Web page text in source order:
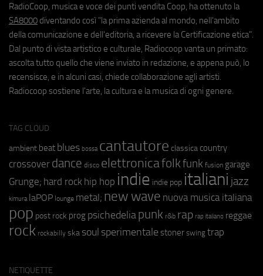
RadioCoop, musica e voce dei punti vendita Coop, ha ottenuto la
SA8000 diventando così "la prima azienda al mondo, nell'ambito
della comunicazione e dell'editoria, a ricevere la Certificazione etica".
Dal punto di vista artistico e culturale, Radiocoop vanta un primato:
ascolta tutto quello che viene inviato in redazione, e appena può, lo
recensisce, e in alcuni casi, chiede collaborazione agli artisti.
Radiocoop sostiene l'arte, la cultura e la musica di ogni genere.
TAG CLOUD
ambient beat blues bossa cantautore classica country
crossover dance disco elettronicafolkfunk fusion garage
Grunge; hard rock hip hop indie indie pop italiani jazz
kimura laPOP lounge metal; new wave nuova musica italiana
pop post rock prog psichedeliapunk r&b rap rap italiano reggae
rock rockabilly ska soul sperimentale stoner swing trap
NETIQUETTE